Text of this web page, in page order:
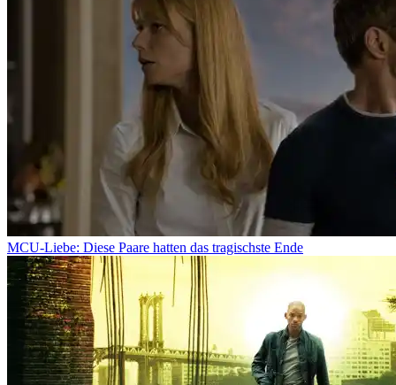
MCU-Liebe: Diese Paare hatten das tragischste Ende